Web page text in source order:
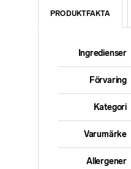
PRODUKTFAKTA
Ingredienser
Förvaring
Kategori
Varumärke
Allergener